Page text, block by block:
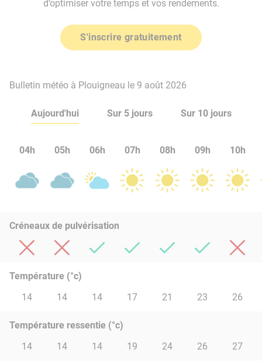
d’optimiser votre temps et vos rendements.
S'inscrire gratuitement
Bulletin météo à Plouigneau le 9 août 2026
Aujourd'hui Sur 5 jours Sur 10 jours
04h 05h 06h 07h 08h 09h 10h
Créneaux de pulvérisation
Température (°c)
14
14 14 17 21 23 26
Température ressentie (°c)
14
14 14 19 24 26 27